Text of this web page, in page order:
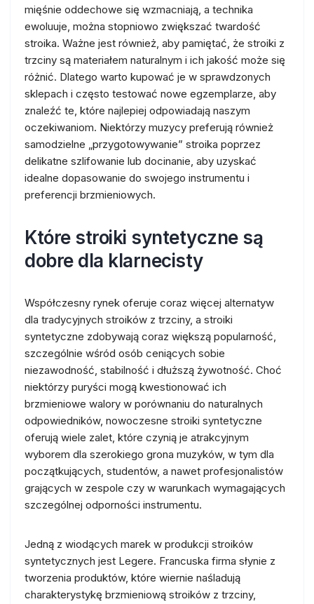
mięśnie oddechowe się wzmacniają, a technika
ewoluuje, można stopniowo zwiększać twardość
stroika. Ważne jest również, aby pamiętać, że stroiki z
trzciny są materiałem naturalnym i ich jakość może się
różnić. Dlatego warto kupować je w sprawdzonych
sklepach i często testować nowe egzemplarze, aby
znaleźć te, które najlepiej odpowiadają naszym
oczekiwaniom. Niektórzy muzycy preferują również
samodzielne „przygotowywanie” stroika poprzez
delikatne szlifowanie lub docinanie, aby uzyskać
idealne dopasowanie do swojego instrumentu i
preferencji brzmieniowych.
Które stroiki syntetyczne są
dobre dla klarnecisty
Współczesny rynek oferuje coraz więcej alternatyw
dla tradycyjnych stroików z trzciny, a stroiki
syntetyczne zdobywają coraz większą popularność,
szczególnie wśród osób ceniących sobie
niezawodność, stabilność i dłuższą żywotność. Choć
niektórzy puryści mogą kwestionować ich
brzmieniowe walory w porównaniu do naturalnych
odpowiedników, nowoczesne stroiki syntetyczne
oferują wiele zalet, które czynią je atrakcyjnym
wyborem dla szerokiego grona muzyków, w tym dla
początkujących, studentów, a nawet profesjonalistów
grających w zespole czy w warunkach wymagających
szczególnej odporności instrumentu.
Jedną z wiodących marek w produkcji stroików
syntetycznych jest Legere. Francuska firma słynie z
tworzenia produktów, które wiernie naśladują
charakterystykę brzmieniową stroików z trzciny,